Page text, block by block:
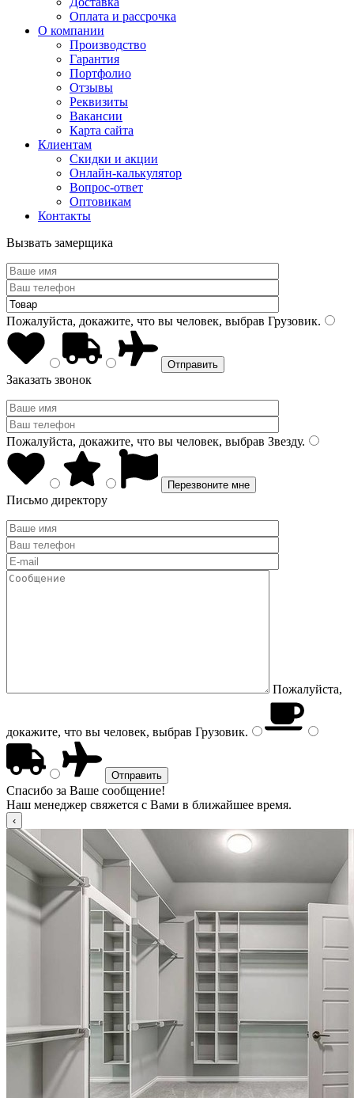
Оплата и рассрочка
О компании
Производство
Гарантия
Портфолио
Отзывы
Реквизиты
Вакансии
Карта сайта
Клиентам
Скидки и акции
Онлайн-калькулятор
Вопрос-ответ
Оптовикам
Контакты
Вызвать замерщика
Пожалуйста, докажите, что вы человек, выбрав Грузовик.
Заказать звонок
Пожалуйста, докажите, что вы человек, выбрав Звезду.
Письмо директору
Пожалуйста,
докажите, что вы человек, выбрав Грузовик.
Спасибо за Ваше сообщение!
Наш менеджер свяжется с Вами в ближайшее время.